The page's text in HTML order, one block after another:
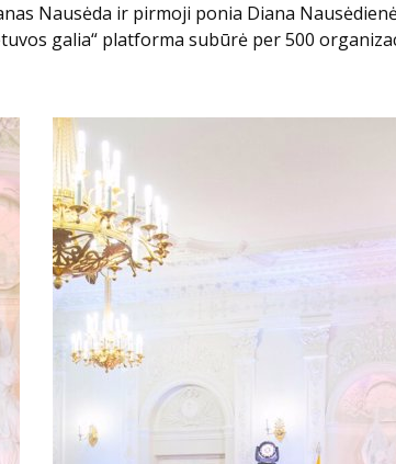
Nausėda ir pirmoji ponia Diana
galia“ platforma subūrė per 500